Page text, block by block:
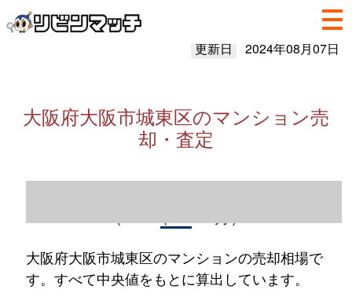
更新日 2024年08月07日
大阪府大阪市城東区のマンション売
却・査定
大阪府大阪市城東区のマンションの売却相場で
す。すべて中央値をもとに算出しています。